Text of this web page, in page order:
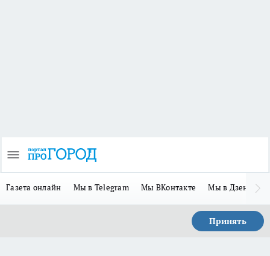
Газета онлайн Мы в Telegram Мы ВКонтакте Мы в Дзене
Принять